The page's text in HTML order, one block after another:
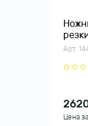
Арт.
Цена